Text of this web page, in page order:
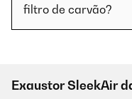
filtro de carvão?
Exaustor SleekAir